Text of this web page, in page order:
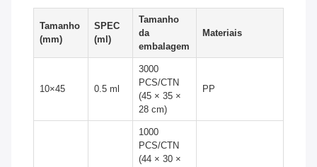
Tamanho
(mm)
SPEC
(ml)
Tamanho
da
embalagem
Materiais
10×45 0.5 ml
3000
PCS/CTN
(45 × 35 ×
28 cm)
PP
1000
PCS/CTN
(44 × 30 ×